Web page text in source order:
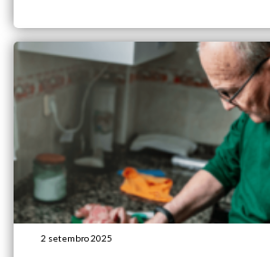
algumas doenças […]
2 setembro 2025